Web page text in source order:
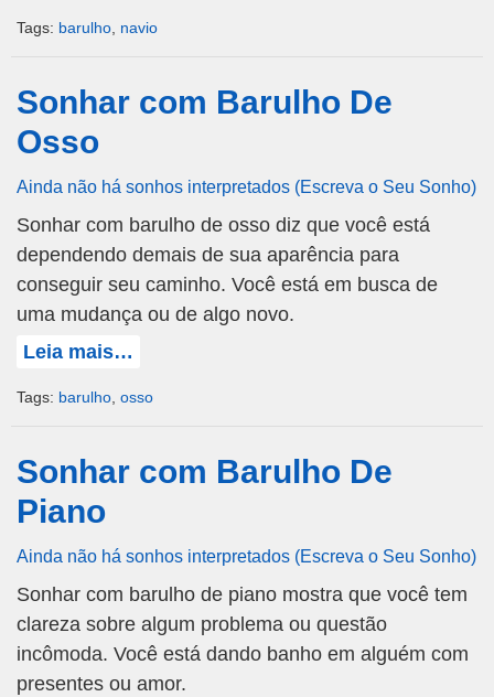
Tags: barulho navio
Sonhar com Barulho De
Osso
Ainda não há sonhos interpretados (Escreva o Seu Sonho)
Sonhar com barulho de osso diz que você está
dependendo demais de sua aparência para
conseguir seu caminho. Você está em busca de
uma mudança ou de algo novo.
Leia mais…
Tags: barulho osso
Sonhar com Barulho De
Piano
Ainda não há sonhos interpretados (Escreva o Seu Sonho)
Sonhar com barulho de piano mostra que você tem
clareza sobre algum problema ou questão
incômoda. Você está dando banho em alguém com
presentes ou amor.